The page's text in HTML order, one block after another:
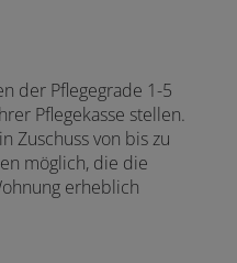
der Pflegegrade 1-5
Pflegekasse stellen.
Zuschuss von bis zu
möglich, die die
erheblich